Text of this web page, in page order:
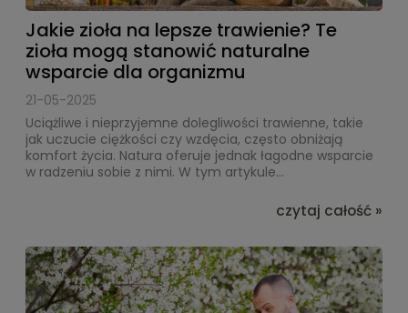
Jakie zioła na lepsze trawienie? Te
zioła mogą stanowić naturalne
wsparcie dla organizmu
21-05-2025
Uciążliwe i nieprzyjemne dolegliwości trawienne, takie
jak uczucie ciężkości czy wzdęcia, często obniżają
komfort życia. Natura oferuje jednak łagodne wsparcie
w radzeniu sobie z nimi. W tym artykule...
czytaj całość »